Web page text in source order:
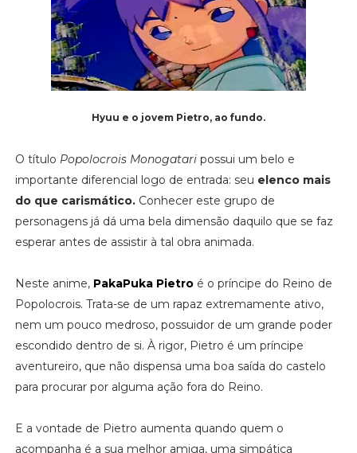
Hyuu e o jovem Pietro, ao fundo.
O título Popolocrois Monogataripossui um belo e
importante diferencial logo de entrada: seu elenco mais
do que carismático.Conhecer este grupo de
personagens já dá uma bela dimensão daquilo que se faz
esperar antes de assistir à tal obra animada.
Neste anime, PakaPuka Pietroé o príncipe do Reino de
Popolocrois. Trata-se de um rapaz extremamente ativo,
nem um pouco medroso, possuidor de um grande poder
escondido dentro de si. À rigor, Pietro é um príncipe
aventureiro, que não dispensa uma boa saída do castelo
para procurar por alguma ação fora do Reino.
E a vontade de Pietro aumenta quando quem o
acompanha é a sua melhor amiga, uma simpática